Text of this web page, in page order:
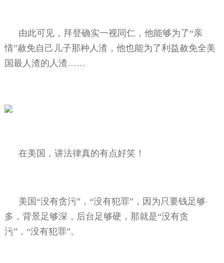
由此可见，拜登确实一视同仁，他能够为了“亲
情”赦免自己儿子那种人渣，他也能为了利益赦免全美
国最人渣的人渣……
在美国，讲法律真的有点好笑！
美国“没有贪污”，“没有犯罪”，因为只要钱足够
多，背景足够深，后台足够硬，那就是“没有贪
污”，“没有犯罪”。